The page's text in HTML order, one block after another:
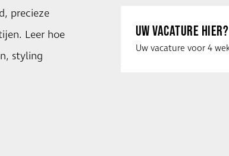
precieze
Leer hoe
styling
UW VACATURE HIER?